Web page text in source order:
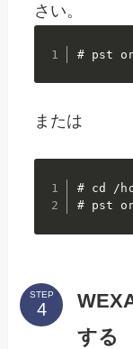
さい。
# pst on
または
# cd /
# pst
STEP
する